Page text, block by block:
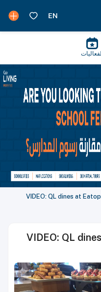
الفعاليات
VIDEO: QL dines at
VIDEO: QL